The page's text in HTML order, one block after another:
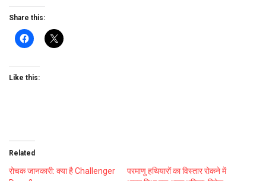
Share this:
Like this:
Related
रोचक जानकारी: क्या है Challenger
परमाणु हथियारों का विस्तार रोकने में